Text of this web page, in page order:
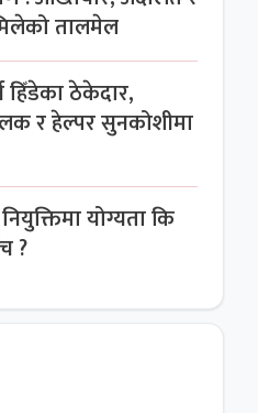
तालमेल
हिँडेका ठेकेदार,
र हेल्पर सुनकोशीमा
योग्यता कि
?